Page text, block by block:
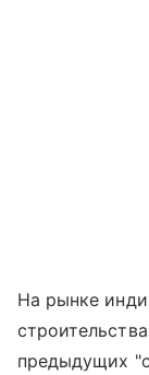
На рынке
предыдущих